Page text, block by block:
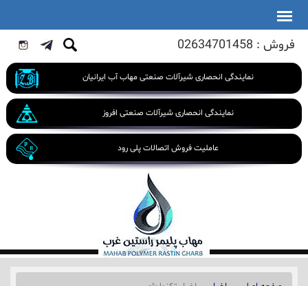
فروش : 02634701458
نمایندگی انحصاری شیرآلات صنعتی مهاب آب ایرانیان
نمایندگی انحصاری شیرآلات صنعتی افروز
عاملیت فروش اتصالات پلی رود